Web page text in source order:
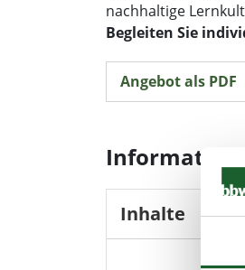
nachhaltige
Begleiten Sie
Angebot als PDF
Inhalte